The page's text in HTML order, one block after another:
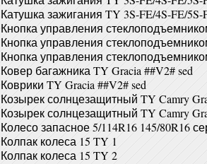
Катушка зажигания TY 3S-FE/4S-FE/5S-
Кнопка управления
Кнопка управления
Кнопка управления
Ковер багажника TY Gracia ##V2# sed
Коврики TY Gracia ##V2# sed
Козырек солнцезащитный TY Camry
Козырек солнцезащитный TY Camry
Колесо запасное 5/114R16 145/80R16
Колпак колеса 15 TY 1
Колпак колеса 15 TY 2